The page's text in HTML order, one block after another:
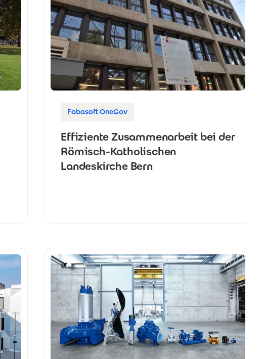
Fabasoft OneGov
Effiziente Zusammenarbeit bei der
Römisch-Katholischen
Landeskirche Bern